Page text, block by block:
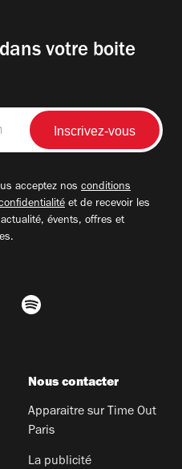
votre boite
acceptez nos conditions
et de recevoir les
évents, offres et
Nous contacter
Apparaitre sur Time Out
Paris
La publicité